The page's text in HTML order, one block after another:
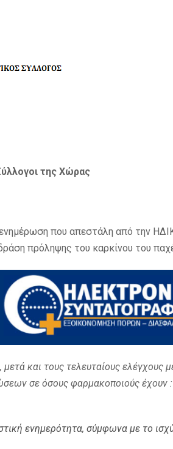
της Χώρας
που απεστάλη από την
πρόληψης του καρκίνου του
και τους τελευταίους ελέγχους
σε όσους φαρμακοποιούς έχουν :
ενημερότητα, σύμφωνα με το